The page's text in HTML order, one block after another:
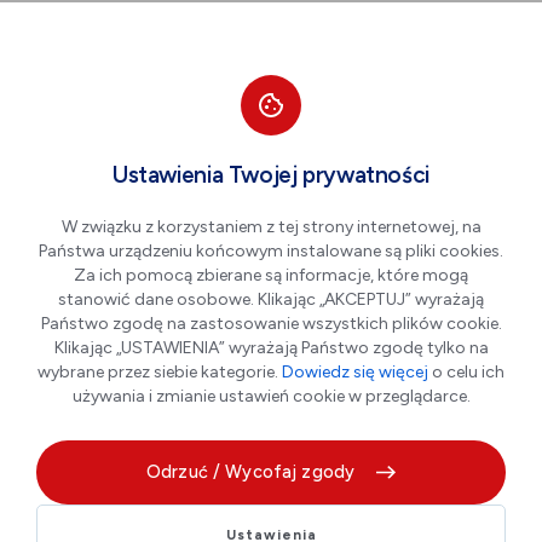
5% zniżki
☝️ POSIADACZ AKTYWNEJ PŁOŃSKIEJ KARTY
MIESZKAŃCA (bez względu na wiek) otrzyma:
Ustawienia Twojej prywatności
W związku z korzystaniem z tej strony internetowej, na
Państwa urządzeniu końcowym instalowane są pliki cookies.
Za ich pomocą zbierane są informacje, które mogą
stanowić dane osobowe. Klikając „AKCEPTUJ” wyrażają
Państwo zgodę na zastosowanie wszystkich plików cookie.
Klikając „USTAWIENIA” wyrażają Państwo zgodę tylko na
wybrane przez siebie kategorie. Dowiedz się więcej o celu ich
używania i zmianie ustawień cookie w przeglądarce.
Odrzuć / Wycofaj zgody
Ustawienia